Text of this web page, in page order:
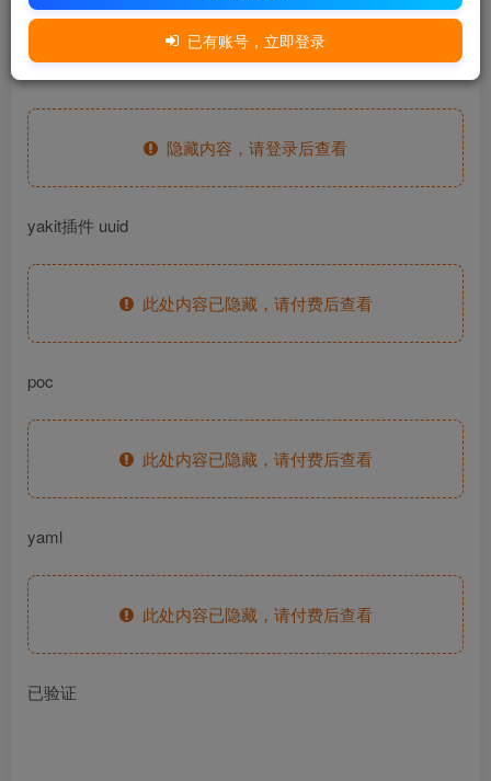
fofa语句
隐藏内容，请登录后查看
yakit插件 uuid
此处内容已隐藏，请付费后查看
poc
此处内容已隐藏，请付费后查看
yaml
此处内容已隐藏，请付费后查看
已验证
已有账号，立即登录